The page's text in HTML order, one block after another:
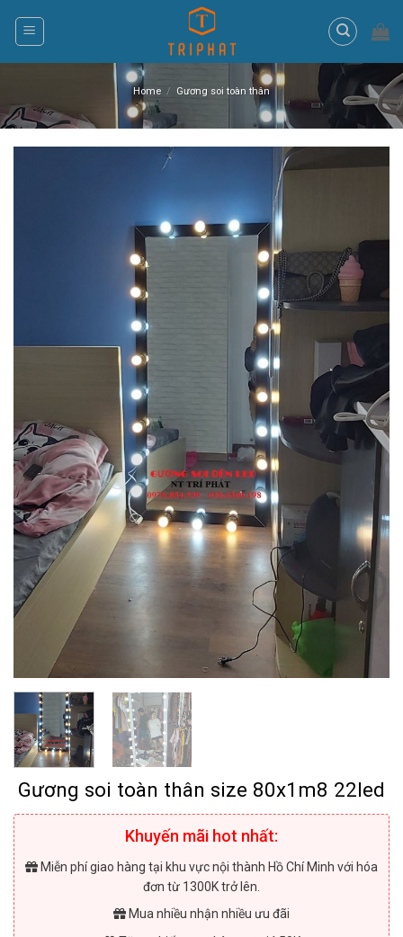
Home / Gương soi toàn thân
Gương soi toàn thân size 80x1m8 22led
Khuyến mãi hot nhất:
Miễn phí giao hàng tại khu vực nội thành Hồ Chí Minh với hóa
đơn từ 1300K trở lên.
Mua nhiều nhận nhiều ưu đãi